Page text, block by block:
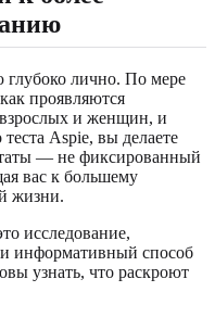
лично. По мере
проявляются
и женщин, и
теста Aspie, вы делаете
— не фиксированный
вас к большему
жизни.
исследование,
информативный способ
узнать, что раскроют